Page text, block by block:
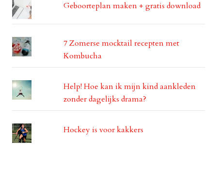
Geboorteplan maken + gratis download
7 Zomerse mocktail recepten met
Kombucha
Help! Hoe kan ik mijn kind aankleden
zonder dagelijks drama?
Hockey is voor kakkers